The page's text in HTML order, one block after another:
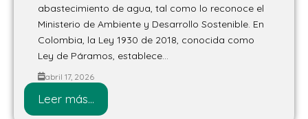
abastecimiento de agua, tal como lo reconoce el
Ministerio de Ambiente y Desarrollo Sostenible. En
Colombia, la Ley 1930 de 2018, conocida como
Ley de Páramos, establece...
abril 17, 2026
Leer más...